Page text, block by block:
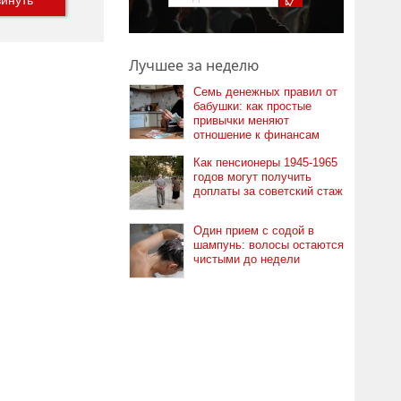
Лучшее за неделю
Семь денежных правил от
бабушки: как простые
привычки меняют
отношение к финансам
Как пенсионеры 1945-1965
годов могут получить
доплаты за советский стаж
Один прием с содой в
шампунь: волосы остаются
чистыми до недели